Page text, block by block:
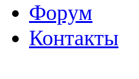
Форум
Контакты